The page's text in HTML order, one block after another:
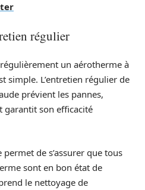
régulier
un aérotherme à
simple. L’entretien régulier de
prévient les pannes,
garantit son efficacité
de s’assurer que tous
sont en bon état de
le nettoyage de